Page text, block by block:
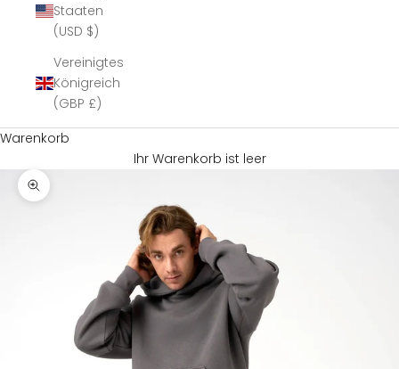
Staaten
(USD $)
Vereinigtes
Königreich
(GBP £)
Warenkorb
Ihr Warenkorb ist leer
Bild vergrößern